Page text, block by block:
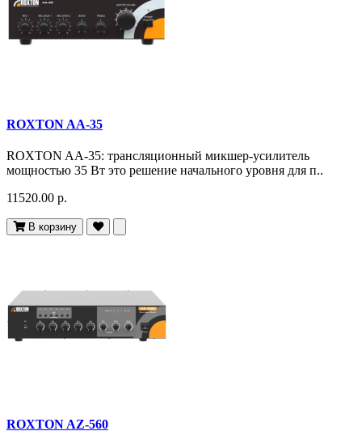
ROXTON AA-35
ROXTON AA-35: трансляционный микшер-усилитель
мощностью 35 Вт это решение начального уровня для п..
11520.00 р.
В корзину
ROXTON AZ-560